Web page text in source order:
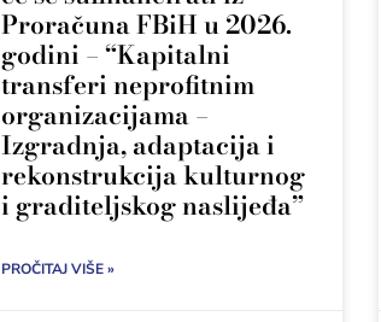
Proračuna FBiH u 2026.
godini – “Kapitalni
transferi neprofitnim
organizacijama –
Izgradnja, adaptacija i
rekonstrukcija kulturnog
i graditeljskog naslijeđa”
PROČITAJ VIŠE »